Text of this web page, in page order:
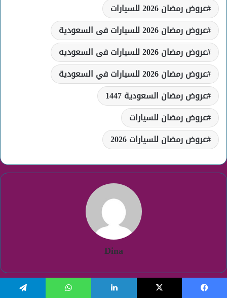
عروض رمضان 2026 للسيارات
عروض رمضان 2026 للسيارات فى السعودية
عروض رمضان 2026 للسيارات فى السعوديه
عروض رمضان 2026 للسيارات في السعودية
عروض رمضان السعودية 1447
عروض رمضان للسيارات
عروض رمضان للسيارات 2026
Dina